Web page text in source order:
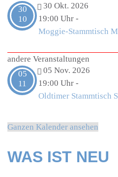
30
10
30 Okt. 2026
19:00 Uhr -
Moggie-Stammtisch
andere Veranstaltungen
05
11
05 Nov. 2026
19:00 Uhr -
Oldtimer Stammtisch
Ganzen Kalender ansehen
WAS IST NEU